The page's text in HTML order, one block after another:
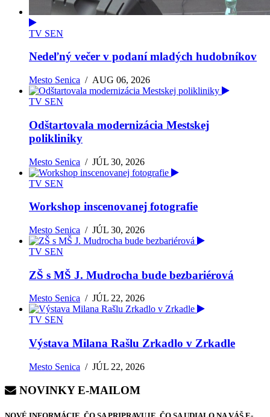
TV SEN
Nedeľný večer v podaní mladých hudobníkov
Mesto Senica /AUG 06, 2026
TV SEN
Odštartovala modernizácia Mestskej
polikliniky
Mesto Senica /JÚL 30, 2026
TV SEN
Workshop inscenovanej fotografie
Mesto Senica /JÚL 30, 2026
TV SEN
ZŠ s MŠ J. Mudrocha bude bezbariérová
Mesto Senica /JÚL 22, 2026
TV SEN
Výstava Milana Rašlu Zrkadlo v Zrkadle
Mesto Senica /JÚL 22, 2026
NOVINKY E-MAILOM